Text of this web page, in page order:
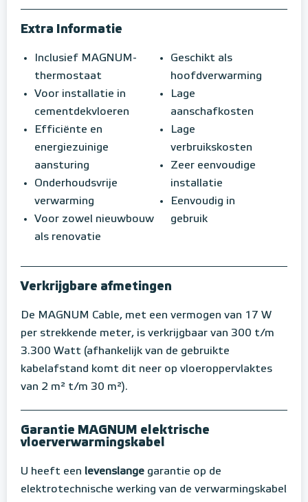
Extra Informatie
Inclusief MAGNUM-
thermostaat
Voor installatie in
cementdekvloeren
Efficiënte en
energiezuinige
aansturing
Onderhoudsvrije
verwarming
Voor zowel nieuwbouw
als renovatie
Geschikt als
hoofdverwarming
Lage
aanschafkosten
Lage
verbruikskosten
Zeer eenvoudige
installatie
Eenvoudig in
gebruik
Verkrijgbare afmetingen
De MAGNUM Cable, met een vermogen van 17 W
per strekkende meter, is verkrijgbaar van 300 t/m
3.300 Watt (afhankelijk van de gebruikte
kabelafstand komt dit neer op vloeroppervlaktes
van 2 m² t/m 30 m²).
Garantie MAGNUM elektrische
vloerverwarmingskabel
U heeft een levenslange garantie op de
elektrotechnische werking van de verwarmingskabel